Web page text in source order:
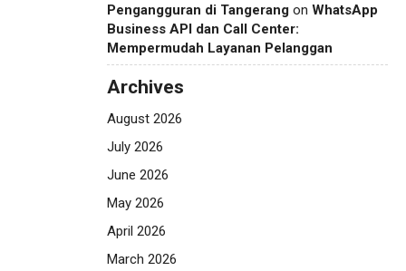
Pengangguran di Tangerang on WhatsApp
Business API dan Call Center:
Mempermudah Layanan Pelanggan
Archives
August 2026
July 2026
June 2026
May 2026
April 2026
March 2026